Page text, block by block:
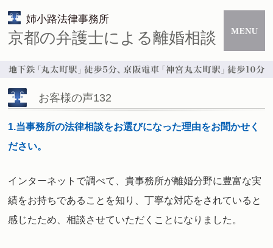
姉小路法律事務所
京都の弁護士による離婚相談
お客様の声132
1.当事務所の法律相談をお選びになった理由をお聞かせく
ださい。
インターネットで調べて、貴事務所が離婚分野に豊富な実
績をお持ちであることを知り、丁寧な対応をされていると
感じたため、相談させていただくことになりました 。